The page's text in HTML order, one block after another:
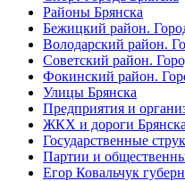
Районы Брянска
Бежицкий район.
Володарский район.
Советский район.
Фокинский район.
Улицы Брянска
Предприятия и
ЖКХ и дороги Брянска
Государственные
Партии и
Егор Ковальчук